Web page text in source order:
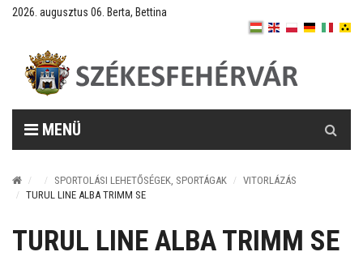
2026. augusztus 06. Berta, Bettina
MENÜ
SPORTOLÁSI LEHETŐSÉGEK, SPORTÁGAK
VITORLÁZÁS
TURUL LINE ALBA TRIMM SE
TURUL LINE ALBA TRIMM SE